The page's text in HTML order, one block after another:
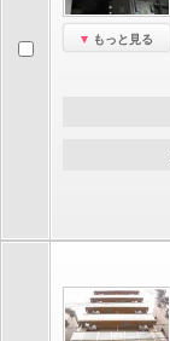
もっと見る